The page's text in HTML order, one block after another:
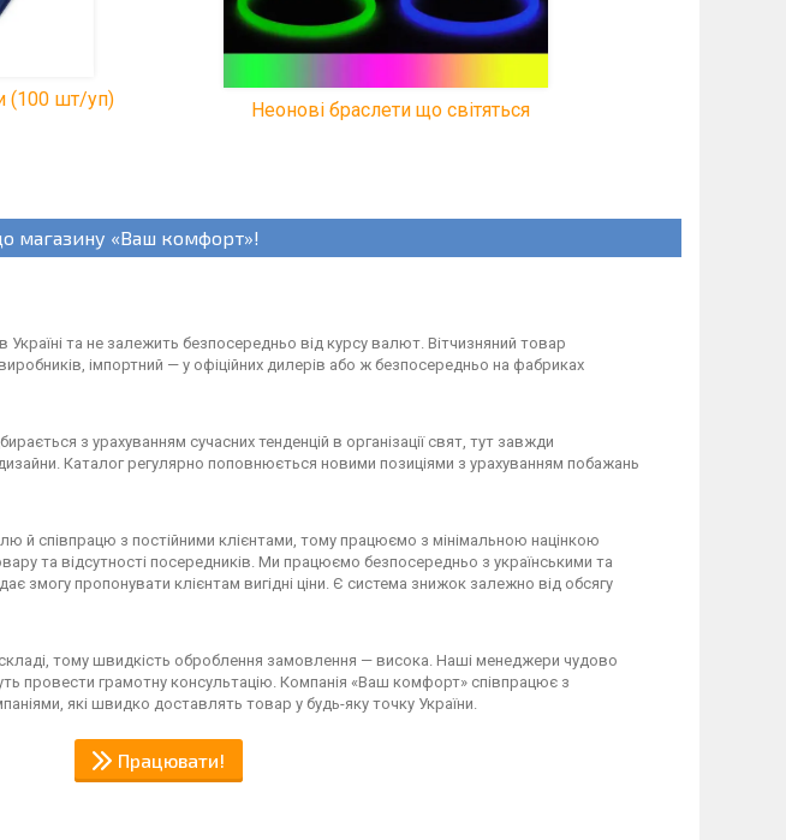
(100 шт/уп) Неонові браслети що світяться
магазину «Ваш комфорт»!
Україні та не залежить безпосередньо від курсу валют. Вітчизняний товар
імпортний — у офіційних дилерів або ж безпосередньо на фабриках
з урахуванням сучасних тенденцій в організації свят, тут завжди
Каталог регулярно поповнюється новими позиціями з урахуванням побажань
й співпрацю з постійними клієнтами, тому працюємо з мінімальною націнкою
та відсутності посередників. Ми працюємо безпосередньо з українськими та
змогу пропонувати клієнтам вигідні ціни. Є система знижок залежно від обсягу
тому швидкість оброблення замовлення — висока. Наші менеджери чудово
провести грамотну консультацію. Компанія «Ваш комфорт» співпрацює з
які швидко доставлять товар у будь-яку точку України.
Працювати!